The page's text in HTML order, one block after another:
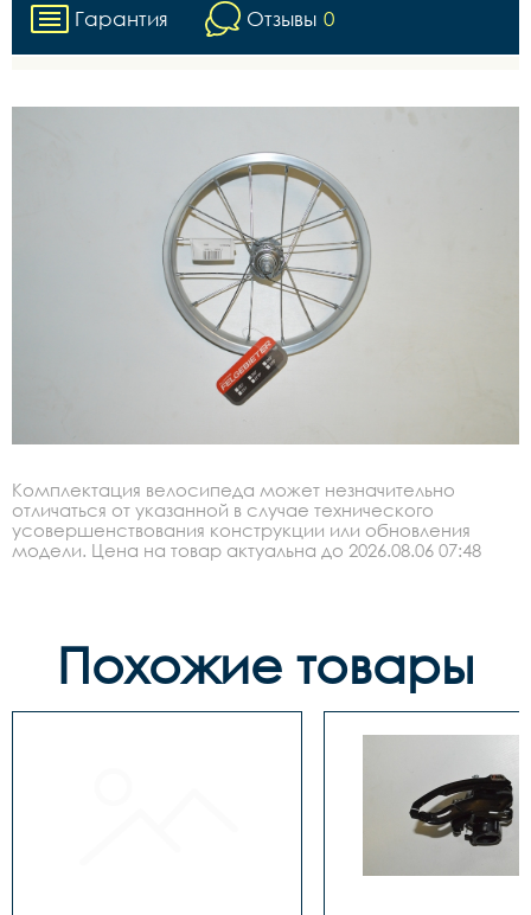
Гарантия Отзывы 0
Комплектация велосипеда может незначительно
отличаться от указанной в случае технического
усовершенствования конструкции или обновления
модели. Цена на товар актуальна до 2026.08.06 07:48
Похожие товары